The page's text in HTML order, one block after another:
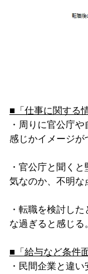
■「仕事に関する
・周りに官公庁
感じかイメージが
・官公庁と聞く
気なのか、不明な
・転職を検討し
な過ぎると感じる
■「給与など条件
・民間企業と違